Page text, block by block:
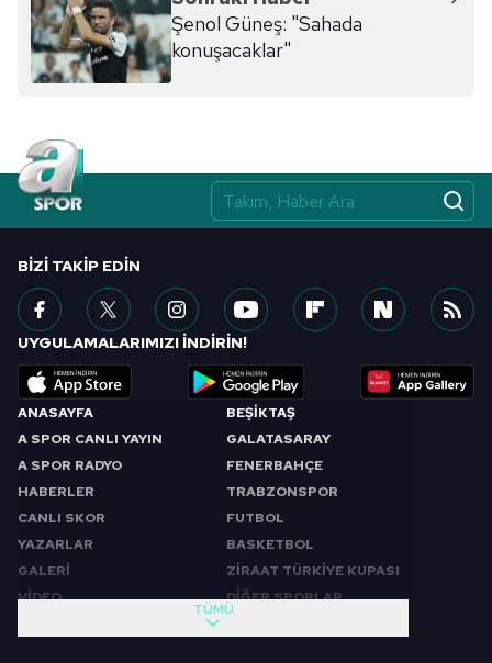
Şenol Güneş: "Sahada
konuşacaklar"
ANASAYFA
A SPOR CANLI YAYIN
A SPOR RADYO
HABERLER
CANLI SKOR
YAZARLAR
GALERİ
VİDEO
BEŞİKTAŞ
GALATASARAY
FENERBAHÇE
TRABZONSPOR
FUTBOL
BASKETBOL
ZİRAAT TÜRKİYE KUPASI
DİĞER SPORLAR
TÜMÜ
BIZI TAKIP EDIN
UYGULAMALARIMIZI İNDİRİN!